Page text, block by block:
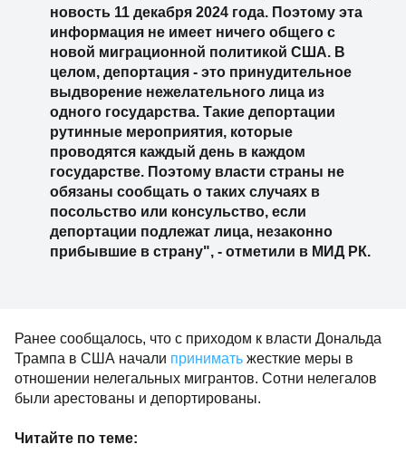
новость 11 декабря 2024 года. Поэтому эта
информация не имеет ничего общего с
новой миграционной политикой США. В
целом, депортация - это принудительное
выдворение нежелательного лица из
одного государства. Такие депортации
рутинные мероприятия, которые
проводятся каждый день в каждом
государстве. Поэтому власти страны не
обязаны сообщать о таких случаях в
посольство или консульство, если
депортации подлежат лица, незаконно
прибывшие в страну", - отметили в МИД РК.
Ранее сообщалось, что с приходом к власти Дональда
Трампа в США начали принимать жесткие меры в
отношении нелегальных мигрантов. Сотни нелегалов
были арестованы и депортированы.
Читайте по теме: